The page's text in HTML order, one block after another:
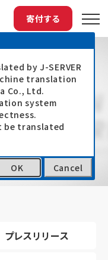
寄付する
プレスリリース
by J-SERVER
translation
Co., Ltd.
system
be translated
OK Cancel